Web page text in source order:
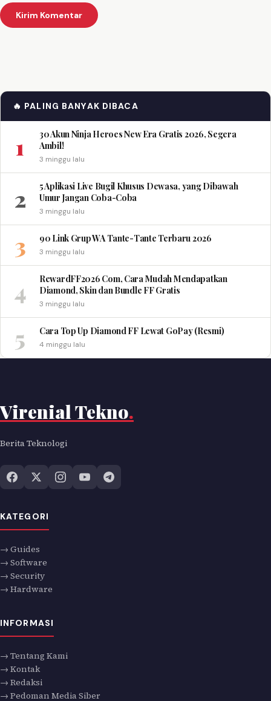
🔥 PALING BANYAK DIBACA
1
30 Akun Ninja Heroes New Era Gratis 2026, Segera
Ambil!
3 minggu lalu
2
5 Aplikasi Live Bugil Khusus Dewasa, yang Dibawah
Umur Jangan Coba-Coba
3 minggu lalu
3 90 Link Grup WA Tante-Tante Terbaru 2026
3 minggu lalu
4
RewardFF2026 Com, Cara Mudah Mendapatkan
Diamond, Skin dan Bundle FF Gratis
3 minggu lalu
5 Cara Top Up Diamond FF Lewat GoPay (Resmi)
4 minggu lalu
Virenial Tekno.
Berita Teknologi
KATEGORI
→ Guides
→ Software
→ Security
→ Hardware
INFORMASI
→ Tentang Kami
→ Kontak
→ Redaksi
→ Pedoman Media Siber